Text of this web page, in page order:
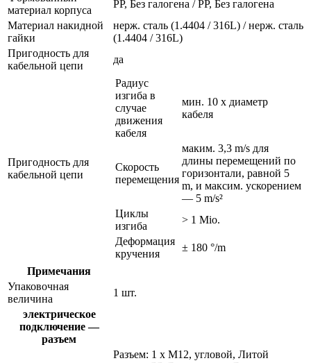
материал корпуса
PP, Без галогена / PP, Без галогена
Материал накидной
гайки
нерж. сталь (1.4404 / 316L) / нерж. сталь
(1.4404 / 316L)
Пригодность для
кабельной цепи
да
Пригодность для
кабельной цепи
Радиус
изгиба в
случае
движения
кабеля
мин. 10 x диаметр
кабеля
Скорость
перемещения
маким. 3,3 m/s для
длины перемещений по
горизонтали, равной 5
m, и максим. ускорением
— 5 m/s²
Циклы
изгиба
> 1 Mio.
Деформация
кручения
± 180 °/m
Примечания
Упаковочная
величина
1 шт.
электрическое
подключение —
разъем
Разъем: 1 x M12, угловой, Литой